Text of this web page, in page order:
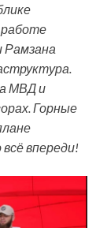
работе
Рамзана
МВД и
Горные
впереди!